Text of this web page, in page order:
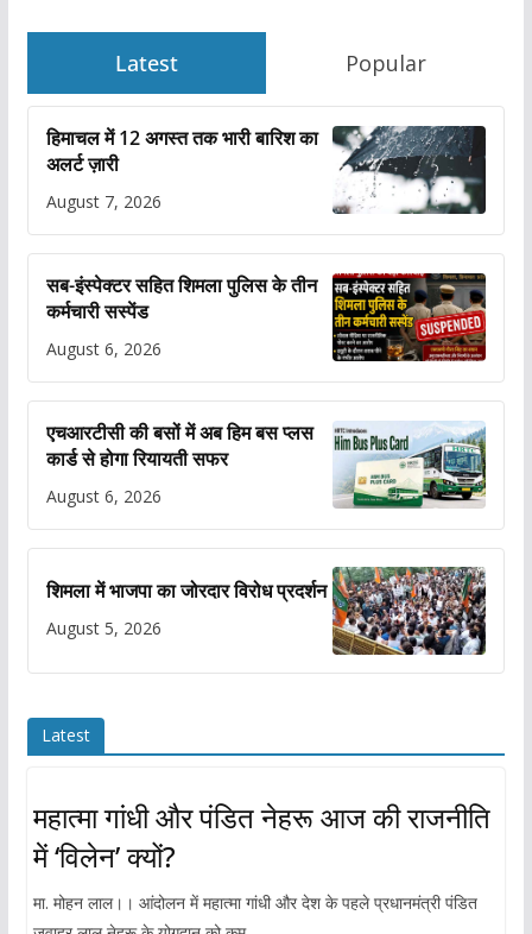
Latest Popular
हिमाचल में 12 अगस्त तक भारी बारिश का
अलर्ट ज़ारी
August 7, 2026
सब-इंस्पेक्टर सहित शिमला पुलिस के तीन
कर्मचारी सस्पेंड
August 6, 2026
एचआरटीसी की बसों में अब हिम बस प्लस
कार्ड से होगा रियायती सफर
August 6, 2026
शिमला में भाजपा का जोरदार विरोध प्रदर्शन
August 5, 2026
Latest
महात्मा गांधी और पंडित नेहरू आज की राजनीति
में ‘विलेन’ क्यों?
मा. मोहन लाल।। आंदोलन में महात्मा गांधी और देश के पहले प्रधानमंत्री पंडित